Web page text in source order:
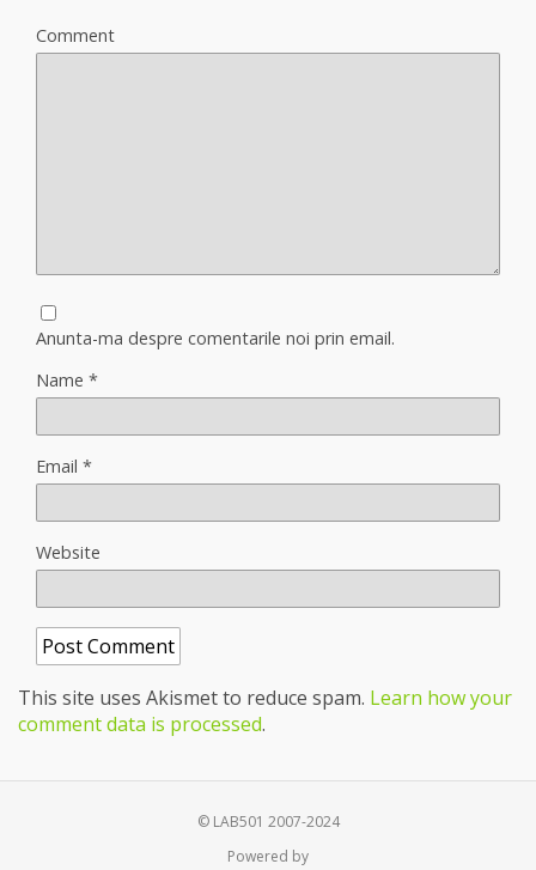
Comment
Anunta-ma despre comentarile noi prin email.
Name *
Email *
Website
This site uses Akismet to reduce spam. Learn how your
comment data is processed.
© LAB501 2007-2024
Powered by